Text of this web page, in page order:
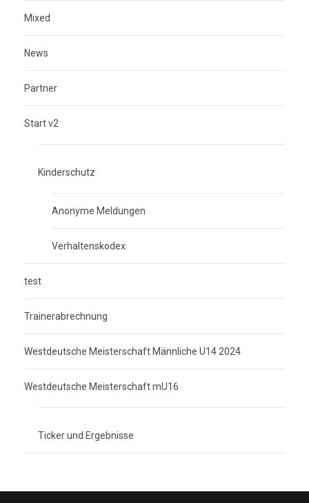
Mixed
News
Partner
Start v2
Kinderschutz
Anonyme Meldungen
Verhaltenskodex
test
Trainerabrechnung
Westdeutsche Meisterschaft Männliche U14 2024
Westdeutsche Meisterschaft mU16
Ticker und Ergebnisse